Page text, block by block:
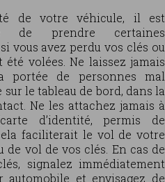
de votre véhicule, il est
de prendre certaines
vous avez perdu vos clés ou
été volées. Ne laissez jamais
de personnes mal
le tableau de bord, dans la
Ne les attachez jamais à
d’identité, permis de
faciliterait le vol de votre
vol de vos clés. En cas de
signalez immédiatement
automobile et envisagez de